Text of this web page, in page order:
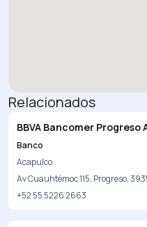
Relacionados
BBVA Bancomer Progreso
Banco
Acapulco
Av Cuauhtémoc 115, Progreso,
+52 55 5226 2663